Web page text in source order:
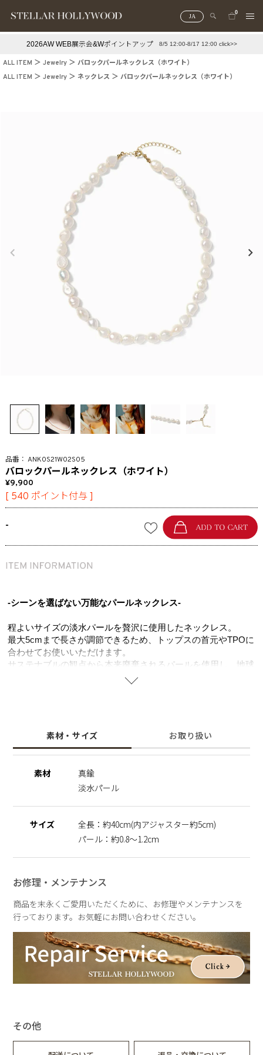
JA
0
#スタッフイチ押し（通勤パールアクセ） ＃写真映えアクセ
2026AW WEB展示会&Wポイントアップ 8/5 12:00-8/17 12:00 click>>
ALL ITEM Jewelry
バロックパールネックレス（ホワイト）
ALL ITEM
Jewelry ネックレス バロックパールネックレス（ホワイト）
ANK0S21W02S05
バロックパールネックレス（ホワイト）
9,900
[ 540 ポイント付与 ]
-
-シーンを選ばない万能なパールネックレス-
程よいサイズの淡水パールを贅沢に使用したネックレス。
最大5cmまで長さが調節できるため、トップスの首元やTPOに
合わせてお使いいただけます。
サステナブルの観点から本来廃棄されるパールを使用し、地球
環境への配慮はもちろん、他にない唯一無二のネックレスとし
お持ちのネックレスとのレイヤードスタイルも相性抜群。
ラウンドのオーソドックスなパールをお持ちの方の2本目とし
その為、全長のサイズも異なりますのでご了承の程お願いいた
します。二つとして同じものがない価値は、一つの魅力として
素材・サイズ お取り扱い
素材
真鍮
淡水パール
サイズ
全長：約40cm(内アジャスター約5cm)
パール：約0.8～1.2cm
お修理・メンテナンス
商品を末永くご愛用いただくために、お修理やメンテナンスを
行っております。お気軽にお問い合わせください。
その他